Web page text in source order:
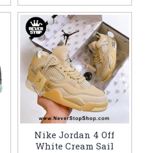
Nike Jordan 4 Off
White Cream Sail